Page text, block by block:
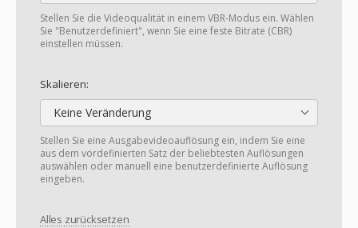
Stellen Sie die Videoqualität in einem VBR-Modus ein. Wählen
Sie "Benutzerdefiniert", wenn Sie eine feste Bitrate (CBR)
einstellen müssen.
Skalieren:
Keine Veränderung
Stellen Sie eine Ausgabevideoauflösung ein, indem Sie eine
aus dem vordefinierten Satz der beliebtesten Auflösungen
auswählen oder manuell eine benutzerdefinierte Auflösung
eingeben.
Alles zurücksetzen